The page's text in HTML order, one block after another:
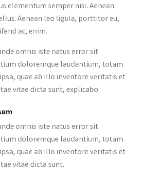
elementum semper nisi. Aenean
Aenean leo ligula, porttitor eu,
ac, enim.
omnis iste natus error sit
doloremque laudantium, totam
quae ab illo inventore veritatis et
vitae dicta sunt, explicabo.
omnis iste natus error sit
doloremque laudantium, totam
quae ab illo inventore veritatis et
vitae dicta sunt.